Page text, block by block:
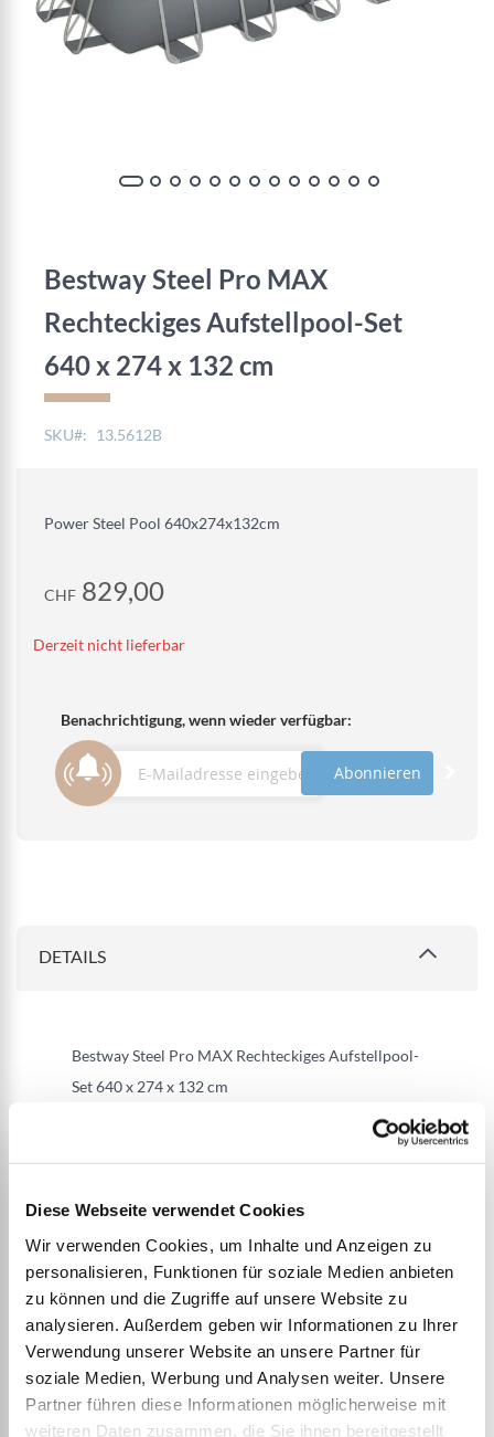
Diese Webseite verwendet Cookies
Wir verwenden Cookies, um Inhalte und Anzeigen zu
personalisieren, Funktionen für soziale Medien anbieten
zu können und die Zugriffe auf unsere Website zu
analysieren. Außerdem geben wir Informationen zu Ihrer
Verwendung unserer Website an unsere Partner für
soziale Medien, Werbung und Analysen weiter. Unsere
Partner führen diese Informationen möglicherweise mit
weiteren Daten zusammen, die Sie ihnen bereitgestellt
Bestway Steel Pro MAX
Rechteckiges Aufstellpool-Set
640 x 274 x 132 cm
SKU 13.5612B
Power Steel Pool 640x274x132cm
CHF 829,00
Derzeit nicht lieferbar
Benachrichtigung, wenn wieder verfügbar:
Abonnieren
Bildgalerie
DETAILS
Bestway Steel Pro MAX Rechteckiges Aufstellpool-
Set 640 x 274 x 132 cm
cm x 274 cm x 132 cm fasst 19.281 L Wasser.
LANGLEBIGE KONSTRUKTION: Die verbesserte
Poolfolie aus 3 lagigem TriTech Material ist
reissfest, langlebig und strapazierfähig.
KORROSIONSBESTÄNDIGER STAHLRAHMEN:
ClickConnect Verbindungen nutzen Schnellklick
Technologie für eine einfache Montage, verhindern
Metall auf Metall Kontakt, beugen Korrosion vor